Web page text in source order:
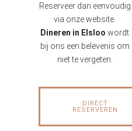
Reserveer dan eenvoudig
via onze website.
Dineren in Elsloo wordt
bij ons een belevenis om
niet te vergeten.
DIRECT
RESERVEREN